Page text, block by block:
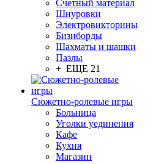
Счетный материал
Шнуровки
Электровикторины
Бизиборды
Шахматы и шашки
Пазлы
+ ЕЩЕ 21
Сюжетно-ролевые игры
Больница
Уголки уединения
Кафе
Кухня
Магазин